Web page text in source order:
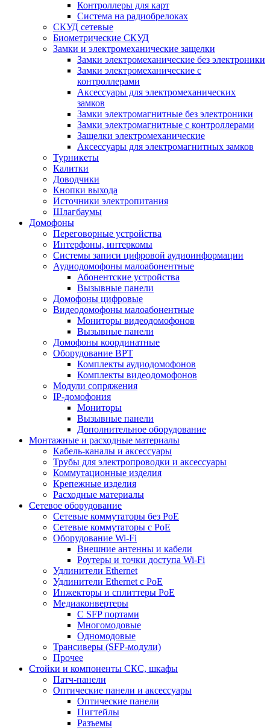
Контроллеры для карт
Система на радиобрелоках
СКУД сетевые
Биометрические СКУД
Замки и электромеханические защелки
Замки электромеханические без электроники
Замки электромеханические с
контроллерами
Аксессуары для электромеханических
замков
Замки электромагнитные без электроники
Замки электромагнитные с контроллерами
Защелки электромеханические
Аксессуары для электромагнитных замков
Турникеты
Калитки
Доводчики
Кнопки выхода
Источники электропитания
Шлагбаумы
Домофоны
Переговорные устройства
Интерфоны, интеркомы
Системы записи цифровой аудиоинформации
Аудиодомофоны малоабонентные
Абонентские устройства
Вызывные панели
Домофоны цифровые
Видеодомофоны малоабонентные
Мониторы видеодомофонов
Вызывные панели
Домофоны координатные
Оборудование ВРТ
Комплекты аудиодомофонов
Комплекты видеодомофонов
Модули сопряжения
IP-домофония
Мониторы
Вызывные панели
Дополнительное оборудование
Монтажные и расходные материалы
Кабель-каналы и аксессуары
Трубы для электропроводки и аксессуары
Коммутационные изделия
Крепежные изделия
Расходные материалы
Сетевое оборудование
Сетевые коммутаторы без РоЕ
Сетевые коммутаторы с РоЕ
Оборудование Wi-Fi
Внешние антенны и кабели
Роутеры и точки доступа Wi-Fi
Удлинители Ethernet
Удлинители Ethernet с PoE
Инжекторы и сплиттеры РоЕ
Медиаконвертеры
С SFP портами
Многомодовые
Одномодовые
Трансиверы (SFP-модули)
Прочее
Стойки и компоненты СКС, шкафы
Патч-панели
Оптические панели и аксессуары
Оптические панели
Пигтейлы
Разъемы